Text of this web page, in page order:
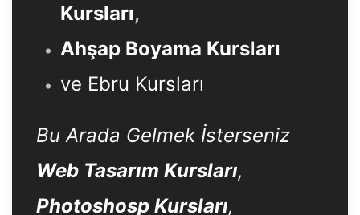
Kursları,
Ahşap Boyama Kursları
ve Ebru Kursları
Bu Arada Gelmek İsterseniz
Web Tasarım Kursları,
Photoshosp Kursları,